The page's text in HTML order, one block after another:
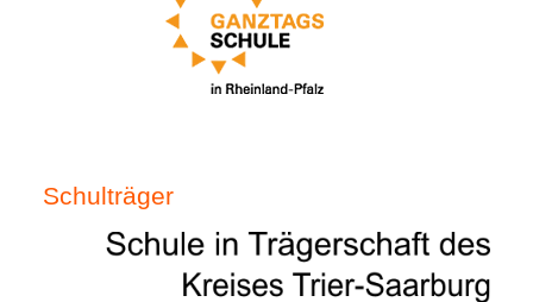
Schulträger